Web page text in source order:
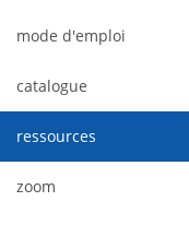
mode d'emploi
catalogue
ressources
zoom